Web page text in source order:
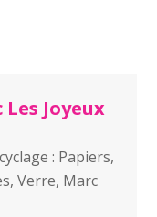
Joyeux
: Papiers,
Verre, Marc